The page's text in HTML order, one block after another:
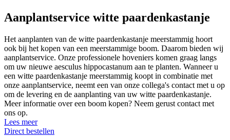
Aanplantservice witte paardenkastanje
Het aanplanten van de witte paardenkastanje meerstammig hoort
ook bij het kopen van een meerstammige boom. Daarom bieden wij
aanplantservice. Onze professionele hoveniers komen graag langs
om uw nieuwe aesculus hippocastanum aan te planten. Wanneer u
een witte paardenkastanje meerstammig koopt in combinatie met
onze aanplantservice, neemt een van onze collega's contact met u op
om de levering en de aanplanting van uw witte paardenkastanje.
Meer informatie over een boom kopen? Neem gerust contact met
ons op.
Lees meer
Direct bestellen